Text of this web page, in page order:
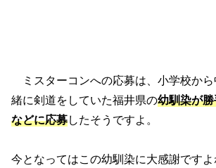
ミスターコンへの応募は、小学校か
緒に剣道をしていた福井県の幼馴染が
などに応募したそうですよ。
今となってはこの幼馴染に大感謝ですよ